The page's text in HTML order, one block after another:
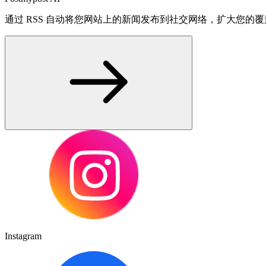
通过 RSS 自动将您网站上的新闻发布到社交网络，扩大您的覆
Instagram